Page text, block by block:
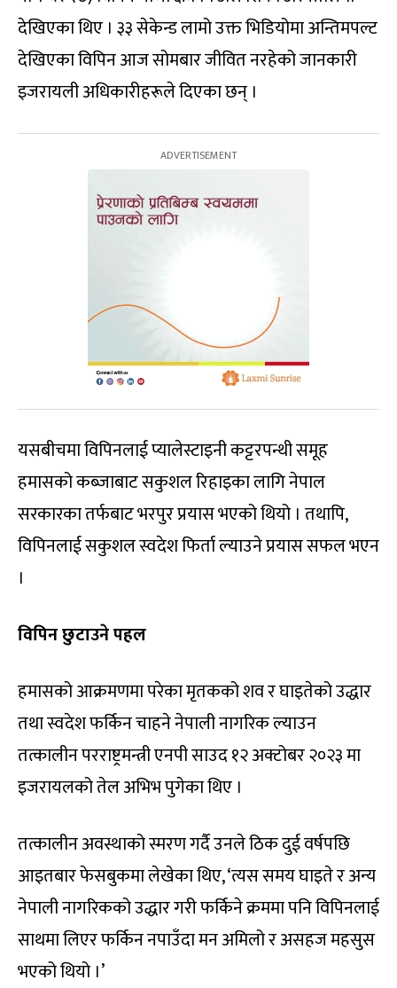
देखिएका थिए । ३३ सेकेन्ड लामो उक्त भिडियोमा अन्तिमपल्ट
देखिएका विपिन आज सोमबार जीवित नरहेको जानकारी
इजरायली अधिकारीहरूले दिएका छन् ।
यसबीचमा विपिनलाई प्यालेस्टाइनी कट्टरपन्थी समूह
हमासको कब्जाबाट सकुशल रिहाइका लागि नेपाल
सरकारका तर्फबाट भरपुर प्रयास भएको थियो । तथापि,
विपिनलाई सकुशल स्वदेश फिर्ता ल्याउने प्रयास सफल भएन
।
विपिन छुटाउने पहल
हमासको आक्रमणमा परेका मृतकको शव र घाइतेको उद्धार
तथा स्वदेश फर्किन चाहने नेपाली नागरिक ल्याउन
तत्कालीन परराष्ट्रमन्त्री एनपी साउद १२ अक्टोबर २०२३ मा
इजरायलको तेल अभिभ पुगेका थिए ।
तत्कालीन अवस्थाको स्मरण गर्दै उनले ठिक दुई वर्षपछि
आइतबार फेसबुकमा लेखेका थिए, ‘त्यस समय घाइते र अन्य
नेपाली नागरिकको उद्धार गरी फर्किने क्रममा पनि विपिनलाई
साथमा लिएर फर्किन नपाउँदा मन अमिलो र असहज महसुस
भएको थियो ।’